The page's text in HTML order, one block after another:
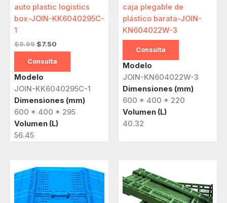
auto plastic logistics
box-JOIN-KK6040295C-
1
$8.99 El
precio
original
$8.99.
$7.50
precio
actual
Consulta
Modelo
JOIN-KK6040295C-1
Dimensiones (mm)
600 * 400 * 295
Volumen (L)
56.45
caja plegable de
plástico barata-JOIN-
KN604022W-3
Consulta
Modelo
JOIN-KN604022W-3
Dimensiones (mm)
600 * 400 * 220
Volumen (L)
40.32